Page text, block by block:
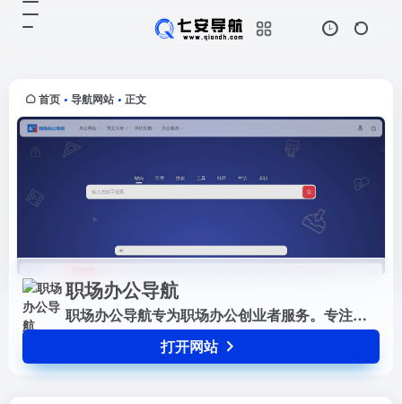
首页 • 导航网站 • 正文
职场办公导航
职场办公导航专为职场办公创业者服务。专注于办公资源网站、办公工具、办公系统、问答知识、办公文档、设计素材、网站运营、营销推广等职场办公创业者常用的办公资源。
打开网站
具、办公系统、问答知识、办公文
档、设计素材、网站运营、营销推广
等职场办公创业者常用的办公资源。